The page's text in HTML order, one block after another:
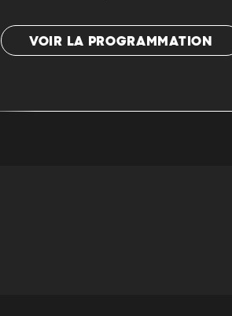
VOIR LA PROGRAMMATION